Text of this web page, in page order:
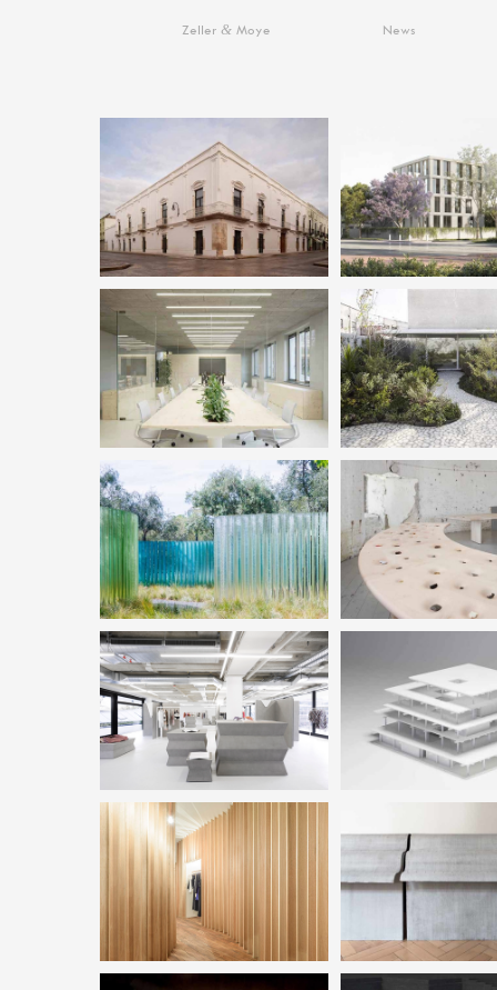
Zeller & Moye News